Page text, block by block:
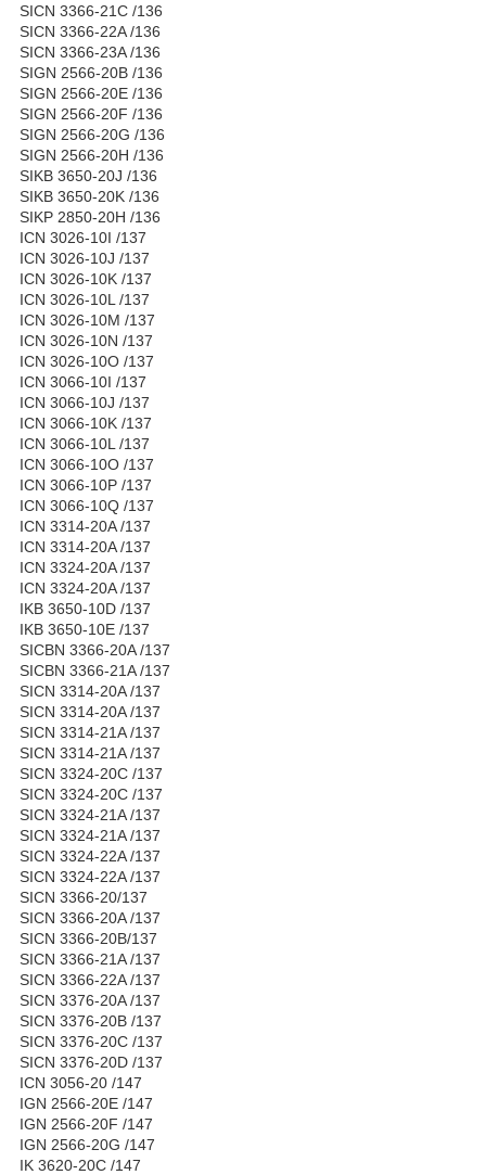
SICN 3366-21C /136
SICN 3366-22A /136
SICN 3366-23A /136
SIGN 2566-20B /136
SIGN 2566-20E /136
SIGN 2566-20F /136
SIGN 2566-20G /136
SIGN 2566-20H /136
SIKB 3650-20J /136
SIKB 3650-20K /136
SIKP 2850-20H /136
ICN 3026-10I /137
ICN 3026-10J /137
ICN 3026-10K /137
ICN 3026-10L /137
ICN 3026-10M /137
ICN 3026-10N /137
ICN 3026-10O /137
ICN 3066-10I /137
ICN 3066-10J /137
ICN 3066-10K /137
ICN 3066-10L /137
ICN 3066-10O /137
ICN 3066-10P /137
ICN 3066-10Q /137
ICN 3314-20A /137
ICN 3314-20A /137
ICN 3324-20A /137
ICN 3324-20A /137
IKB 3650-10D /137
IKB 3650-10E /137
SICBN 3366-20A /137
SICBN 3366-21A /137
SICN 3314-20A /137
SICN 3314-20A /137
SICN 3314-21A /137
SICN 3314-21A /137
SICN 3324-20C /137
SICN 3324-20C /137
SICN 3324-21A /137
SICN 3324-21A /137
SICN 3324-22A /137
SICN 3324-22A /137
SICN 3366-20/137
SICN 3366-20A /137
SICN 3366-20B/137
SICN 3366-21A /137
SICN 3366-22A /137
SICN 3376-20A /137
SICN 3376-20B /137
SICN 3376-20C /137
SICN 3376-20D /137
ICN 3056-20 /147
IGN 2566-20E /147
IGN 2566-20F /147
IGN 2566-20G /147
IK 3620-20C /147